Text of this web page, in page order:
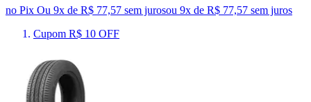
no Pix Ou 9x de R$ 77,57 sem jurosou 9x de R$ 77,57 sem juros
Cupom R$ 10 OFF